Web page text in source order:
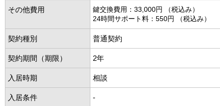
その他費用
鍵交換費用：33,000円 （税込み）
24時間サポート料：550円 （税込み）
契約種別 普通契約
契約期間（期限） 2年
入居時期 相談
入居条件 -